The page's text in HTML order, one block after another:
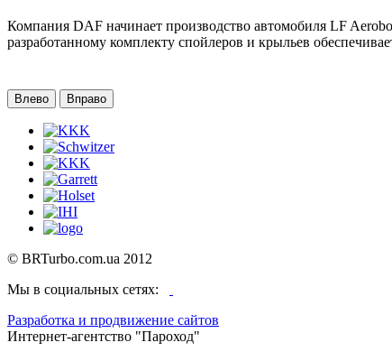
Компания DAF начинает производство автомобиля LF
разработанному комплекту спойлеров и крыльев
Влево
Вправо
© BRTurbo.com.ua 2012
Мы в социальных сетях:
Разработка и продвижение сайтов
Интернет-агентство "Пароход"